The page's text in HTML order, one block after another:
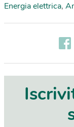
Energia elettrica,